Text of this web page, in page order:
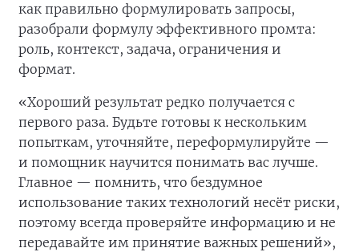
как правильно формулировать запросы,
разобрали формулу эффективного промта:
роль, контекст, задача, ограничения и
формат.
«Хороший результат редко получается с
первого раза. Будьте готовы к нескольким
попыткам, уточняйте, переформулируйте —
и помощник научится понимать вас лучше.
Главное — помнить, что бездумное
использование таких технологий несёт риски,
поэтому всегда проверяйте информацию и не
передавайте им принятие важных решений»,